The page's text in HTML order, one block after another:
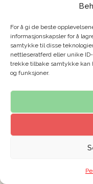
For å gi de beste
informasjonskapsler for å
samtykke til disse
nettleseratferd eller unike
trekke tilbake samtykke kan
og funksjoner.
10.08.2026
Velg
dato.
Forrige dag